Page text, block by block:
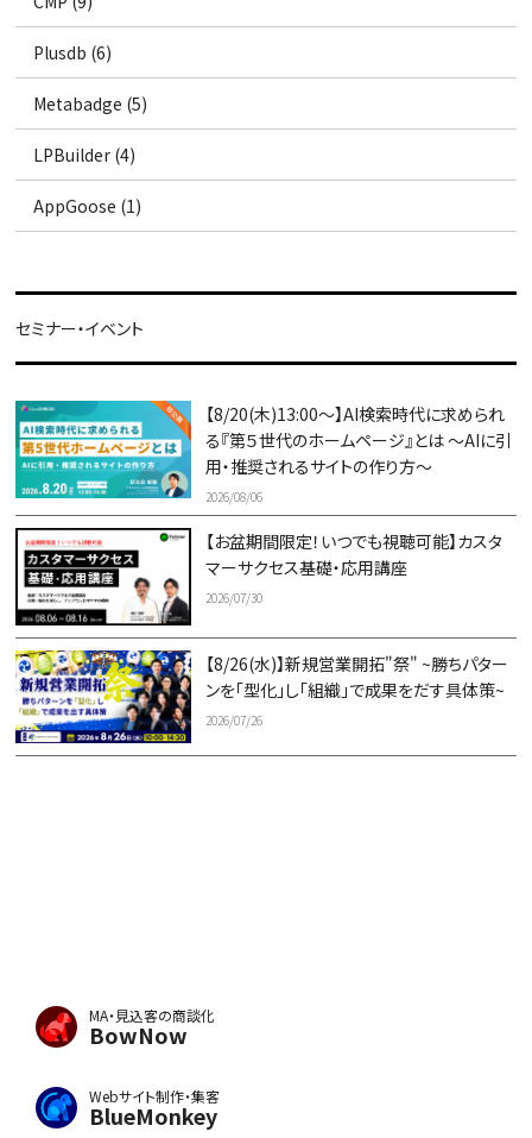
Plusdb (6)
Metabadge (5)
LPBuilder (4)
AppGoose (1)
セミナー・イベント
【8/20(木)13:00～】AI検索時代に求められ
る『第５世代のホームページ』とは ～AIに引
用・推奨されるサイトの作り方～
2026/08/06
【お盆期間限定！いつでも視聴可能】カスタ
マーサクセス基礎・応用講座
2026/07/30
【8/26(水)】新規営業開拓"祭" ~勝ちパター
ンを「型化」し「組織」で成果をだす具体策~
2026/07/26
MA・見込客の商談化
BowNow
Webサイト制作・集客
BlueMonkey